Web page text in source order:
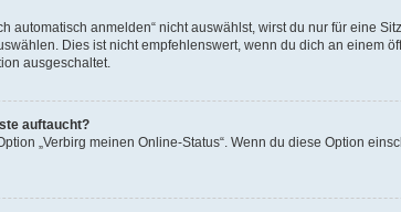
automatisch anmelden“ nicht auswählst, wirst du nur für eine
Dies ist nicht empfehlenswert, wenn du dich an einem
ausgeschaltet.
auftaucht?
„Verbirg meinen Online-Status“. Wenn du diese Option